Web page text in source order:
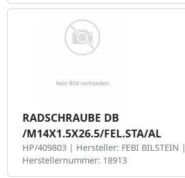
RADSCHRAUBE DB
/M14X1.5X26.5/FEL.STA/AL
HP/409803 | Hersteller: FEBI BILSTEIN |
Herstellernummer: 18913